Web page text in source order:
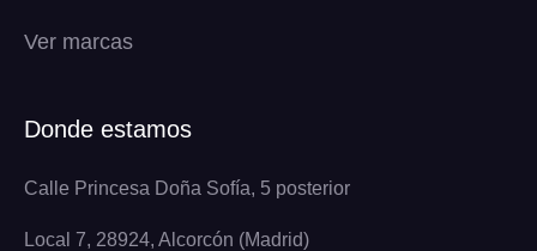
Ver marcas
Donde estamos
Calle Princesa Doña Sofía, 5 posterior
Local 7, 28924, Alcorcón (Madrid)